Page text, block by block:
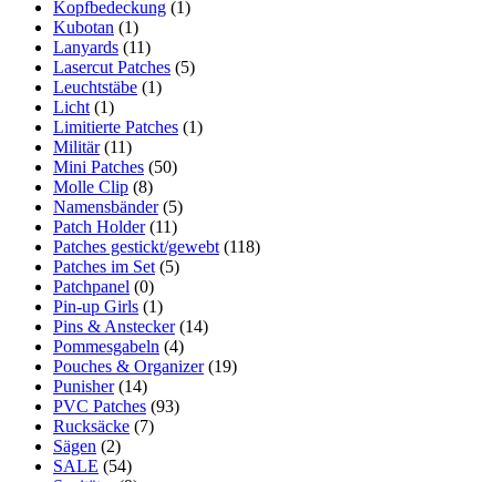
Kopfbedeckung (1)
Kubotan (1)
Lanyards (11)
Lasercut Patches (5)
Leuchtstäbe (1)
Licht (1)
Limitierte Patches (1)
Militär (11)
Mini Patches (50)
Molle Clip (8)
Namensbänder (5)
Patch Holder (11)
Patches gestickt/gewebt (118)
Patches im Set (5)
Patchpanel (0)
Pin-up Girls (1)
Pins & Anstecker (14)
Pommesgabeln (4)
Pouches & Organizer (19)
Punisher (14)
PVC Patches (93)
Rucksäcke (7)
Sägen (2)
SALE (54)